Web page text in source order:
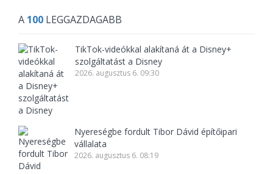
A 100 LEGGAZDAGABB
TikTok-videókkal alakítaná át a Disney+
szolgáltatást a Disney
2026. augusztus 6. 09:30
Nyereségbe fordult Tibor Dávid építőipari
vállalata
2026. augusztus 6. 08:19